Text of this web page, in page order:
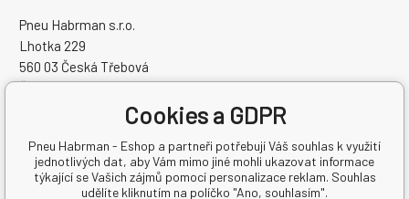
Pneu Habrman s.r.o.
Lhotka 229
560 03 Česká Třebová
Česká Republika
Cookies a GDPR
Pneu Habrman - Eshop a partneři potřebují Váš souhlas k využití
jednotlivých dat, aby Vám mimo jiné mohli ukazovat informace
týkající se Vašich zájmů pomocí personalizace reklam. Souhlas
udělíte kliknutím na políčko "Ano, souhlasím".